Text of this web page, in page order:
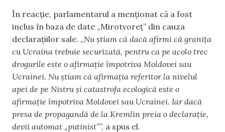
În reacție, parlamentarul a menționat că a fost
inclus în baza de date „Mirotvoreț” din cauza
declarațiilor sale. „Nu știam că dacă afirmi că granița
cu Ucraina trebuie securizată, pentru ca pe acolo trec
drogurile este o afirmație împotriva Moldovei sau
Ucrainei. Nu știam că afirmația referitor la nivelul
apei de pe Nistru și catastrofa ecologică este o
afirmație împotriva Moldovei sau Ucrainei. Iar dacă
presa de propagandă de la Kremlin preia o declarație,
devii automat „putinist””, a spus el.